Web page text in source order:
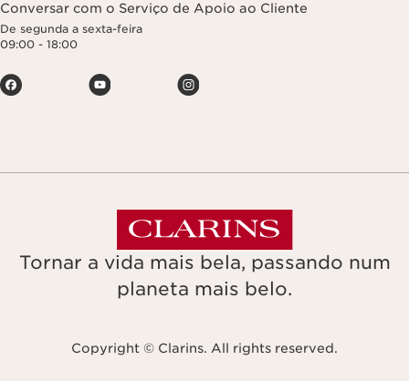
Conversar com o Serviço de Apoio ao Cliente
De segunda a sexta-feira
09:00 - 18:00
Tornar a vida mais bela, passando num
planeta mais belo.
Copyright © Clarins. All rights reserved.